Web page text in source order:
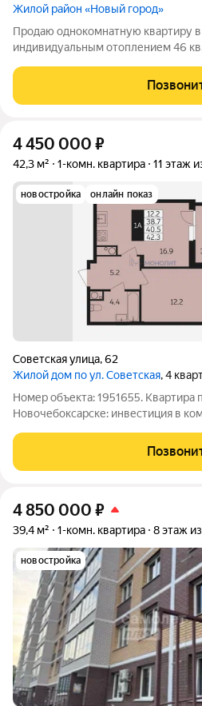
Жилой район «Новый город»
Продаю однокомнатную квартиру
индивидуальным отоплением 46
сады,клиники,магазины,остановки
доступности.Быстрый выход на
4 450 000 ₽
42,3 м² 1-комн. квартира 11 этаж
новостройка онлайн показ
Советская улица,62
Жилой дом по ул. Советская, 4
Номер объекта: 1951655. Квартира
Новочебоксарске: инвестиция в
Предлагаем квартиру по
4 850 000 ₽
39,4 м² 1-комн. квартира 8 этаж
новостройка